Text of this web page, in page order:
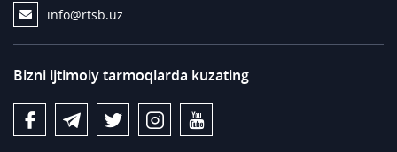
info@rtsb.uz
Bizni ijtimoiy tarmoqlarda kuzating